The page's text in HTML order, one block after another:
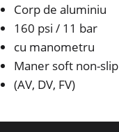
Corp de aluminiu
160 psi / 11 bar
cu manometru
Maner soft non-slip
(AV, DV, FV)